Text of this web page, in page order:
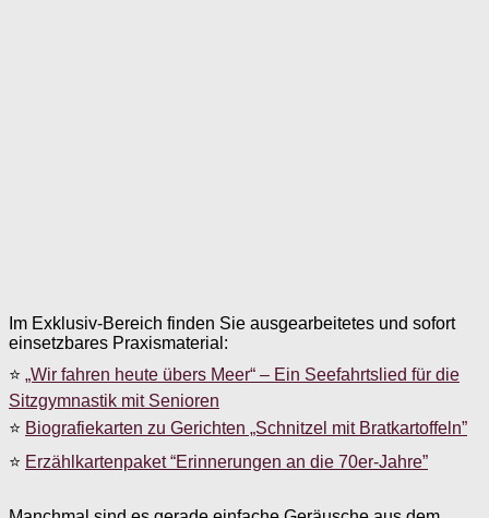
Im Exklusiv-Bereich finden Sie ausgearbeitetes und sofort
einsetzbares Praxismaterial:
⭐ „Wir fahren heute übers Meer“ – Ein Seefahrtslied für die
Sitzgymnastik mit Senioren
⭐ Biografiekarten zu Gerichten „Schnitzel mit Bratkartoffeln”
⭐ Erzählkartenpaket “Erinnerungen an die 70er-Jahre”